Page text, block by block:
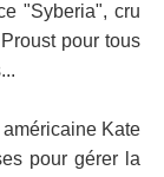
"Syberia", cru
pour tous
Kate
pour gérer la